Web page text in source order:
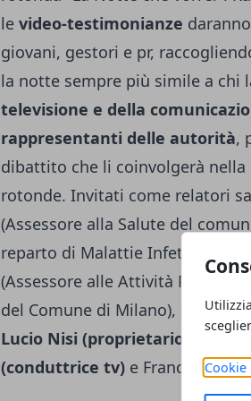
Cookie
le video-testimonianze
giovani, gestori e pr,
la notte sempre più simile a chi
televisione e della
rappresentanti delle autorità,
dibattito che li coinvolgerà
rotonde. Invitati come relatori
(Assessore alla Salute del
reparto di Malattie Infettive all'
(Assessore alle Attività
del Comune di Milano),
Lucio Nisi (proprietario della
(conduttrice tv) e Francesco